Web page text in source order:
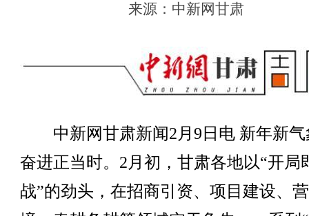
来源： 中新网甘肃
中新网甘肃新闻2月9日电 新年新气
奋进正当时。2月初，甘肃各地以“开局
战”的劲头，在招商引资、项目建设、